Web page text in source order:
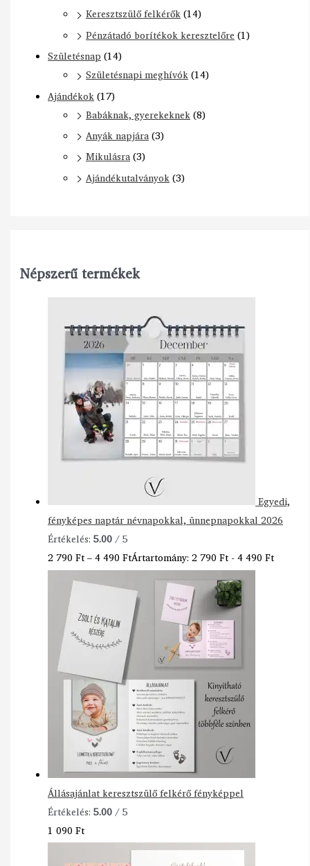
Keresztszülő felkérők(14)
Pénzátadó borítékok keresztelőre (1)
Születésnap (14)
Születésnapi meghívók(14)
Ajándékok(17)
Babáknak, gyerekeknek(8)
Anyák napjára(3)
Mikulásra(3)
Ajándékutalványok(3)
Népszerű termékek
Egyedi,
fényképes naptár névnapokkal, ünnepnapokkal 2026
Értékelés:5.00/ 5
2 790Ft–4 490FtÁrtartomány: 2 790 Ft - 4 490 Ft
Állásajánlat keresztszülő felkérő fényképpel
Értékelés:5.00/ 5
1 090Ft